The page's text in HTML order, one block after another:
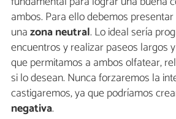
ambos. Para ello debemos
unazona neutral. Lo ideal sería
encuentros y realizar paseos largos
que permitamos a ambos olfatear,
si lo desean. Nunca forzaremos la
castigaremos, ya que podríamos
negativa.